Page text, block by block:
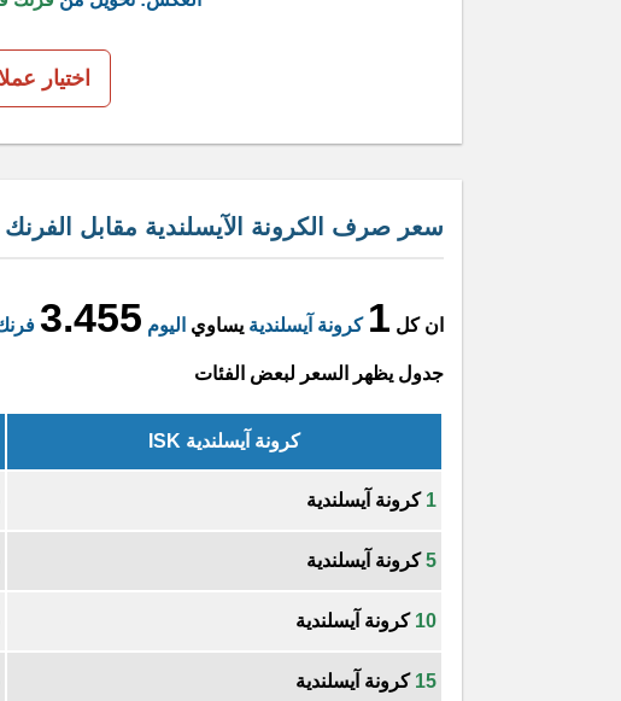
اختيار
سعر صرف الكرونة الآيسلندية مقابل
ان كل 1 كرونة آيسلندية يساوي اليوم 3.455
جدول يظهر السعر لبعض الفئات
كرونة آيسلندية ISK
1 كرونة آيسلندية
5كرونة آيسلندية
10 كرونة آيسلندية
15 كرونة آيسلندية